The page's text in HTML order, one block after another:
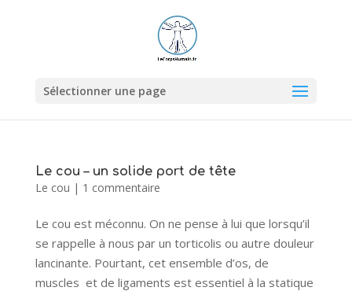
Sélectionner une page
Le cou – un solide port de tête
Le cou | 1 commentaire
Le cou est méconnu. On ne pense à lui que lorsqu’il
se rappelle à nous par un torticolis ou autre douleur
lancinante. Pourtant, cet ensemble d’os, de
muscles et de ligaments est essentiel à la statique